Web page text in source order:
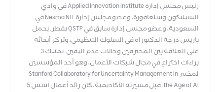
رئيس مجلس إدارة Applied Innovation Institute في وادي
السيليكون وسنغافورة، وعضو مجلس إدارة Nesma NIT في
السعودية، وعضو مجلس إدارة سابق في QSTP بقطر. يحمل
باريس درجة الدكتوراه في السلوك التنظيمي، وتركز أبحاثه
على العلاقة بين المحترفين وحالات عدم اليقين. يمتلك 3
براءات اختراع في مجال شبكات الأعمال، وهو أحد المؤسسين
لمختبر Stanford Collaboratory for Uncertainty Management in
the Age of AI. قبل مسيرته الأكاديمية، كان رائد أعمال أسس 5